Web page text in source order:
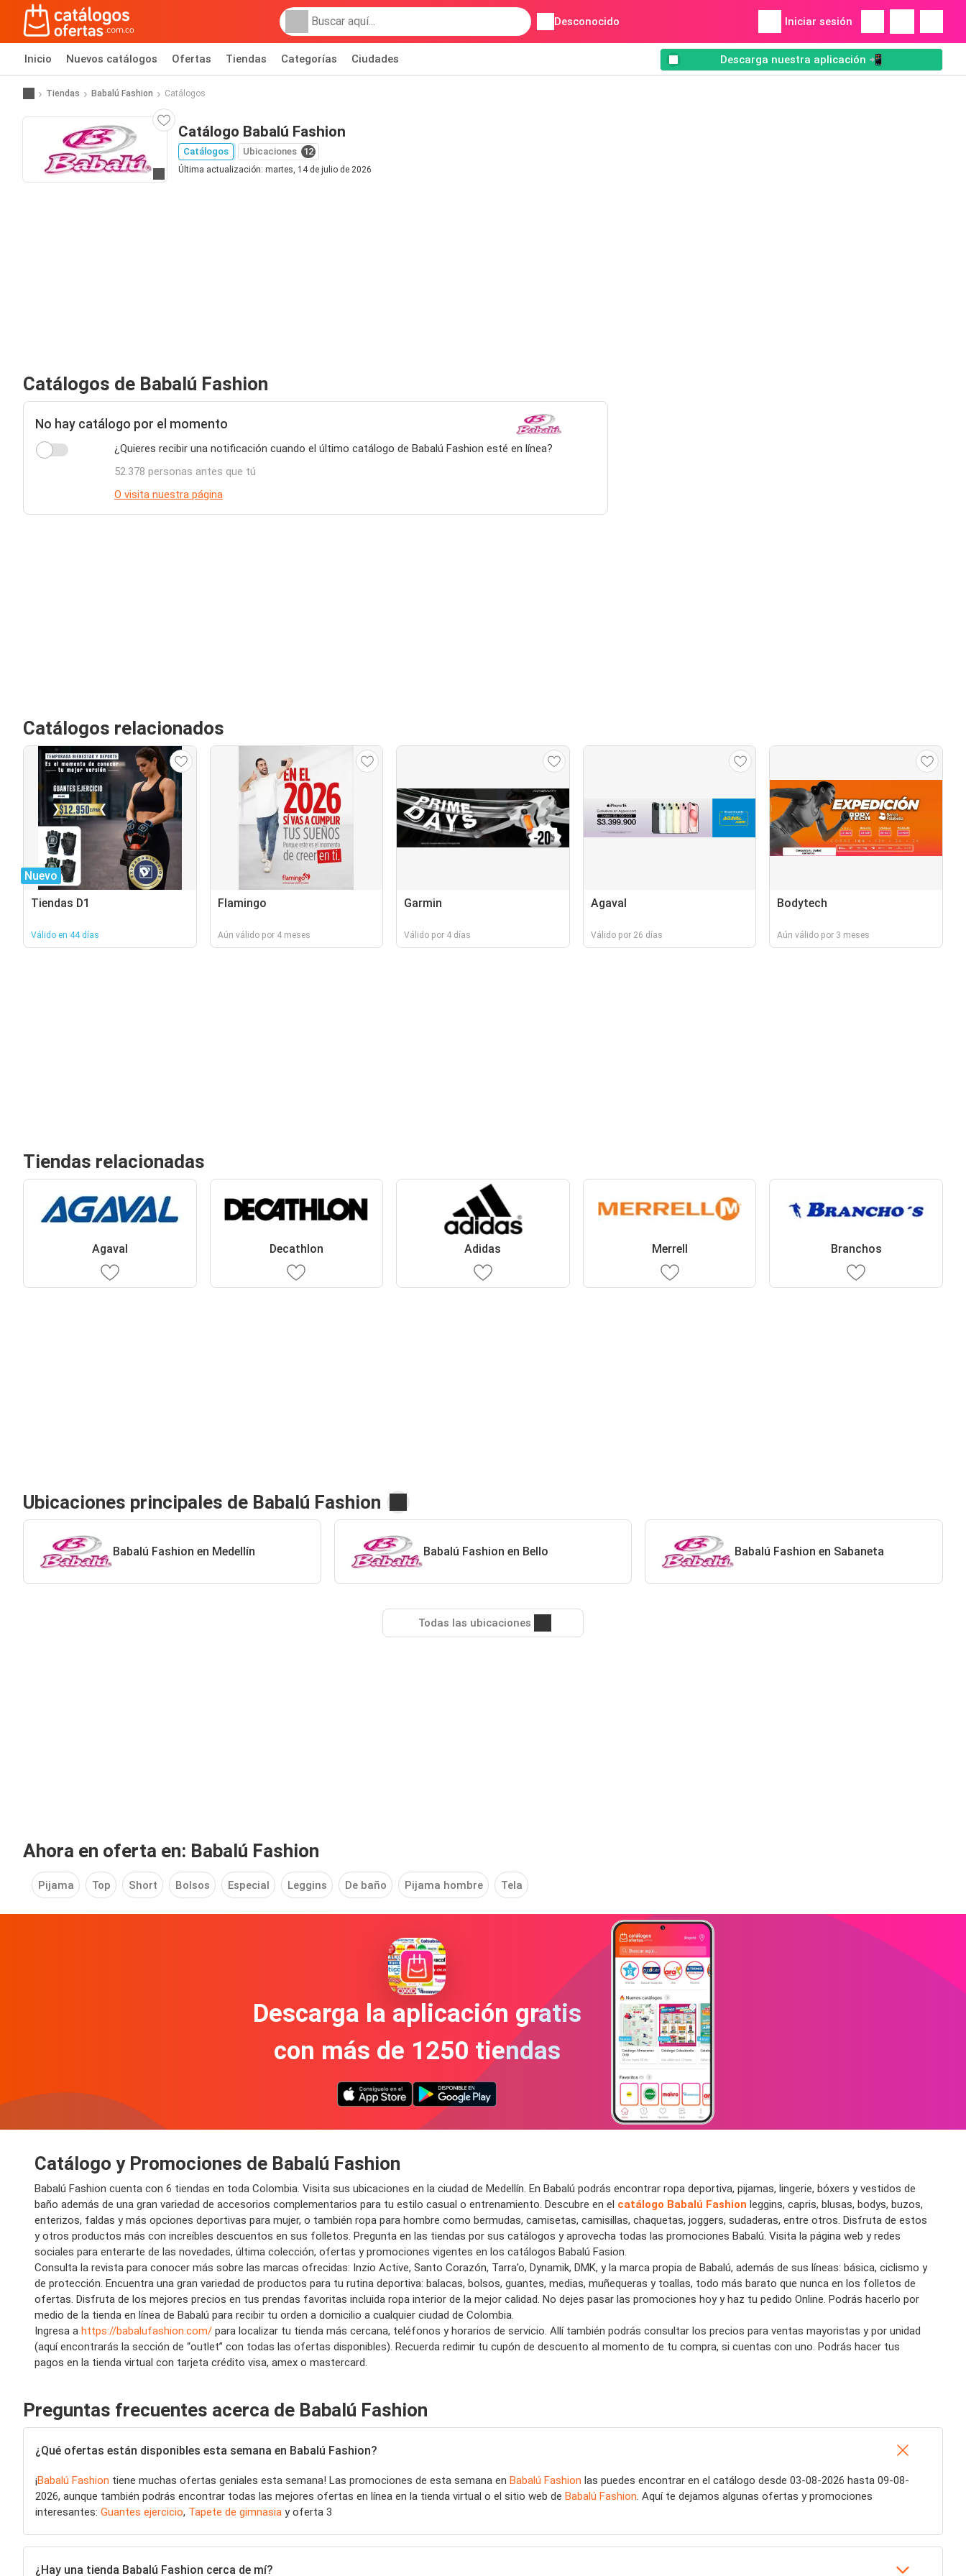
Desconocido Iniciar sesión
Inicio Nuevos catálogos Ofertas Tiendas Categorías Ciudades Descarga nuestra aplicación 📲
Tiendas Babalú Fashion Catálogos
Ir al sitio
Catálogo Babalú Fashion
Catálogos Ubicaciones 12
Última actualización: martes, 14 de julio de 2026
Catálogos de Babalú Fashion
No hay catálogo por el momento
¿Quieres recibir una notificación cuando el último catálogo de Babalú Fashion esté en línea?
52.378 personas antes que tú
O visita nuestra página
Catálogos relacionados
Nuevo
Tiendas D1
Válido en 44 días
Flamingo
Aún válido por 4 meses
Garmin
Válido por 4 días
Agaval
Válido por 26 días
Bodytech
Aún válido por 3 meses
Tiendas relacionadas
Agaval Decathlon Adidas Merrell Branchos
Ubicaciones principales de Babalú Fashion
Babalú Fashion en Medellín Babalú Fashion en Bello Babalú Fashion en Sabaneta
Todas las ubicaciones
Ahora en oferta en: Babalú Fashion
Pijama Top Short Bolsos Especial Leggins De baño Pijama hombre Tela
Descarga la aplicación gratis
con más de 1250 tiendas
Catálogo y Promociones de Babalú Fashion
Babalú Fashion cuenta con 6 tiendas en toda Colombia. Visita sus ubicaciones en la ciudad de Medellín. En Babalú podrás encontrar ropa deportiva, pijamas, lingerie, bóxers y vestidos de
baño además de una gran variedad de accesorios complementarios para tu estilo casual o entrenamiento. Descubre en el catálogo Babalú Fashion leggins, capris, blusas, bodys, buzos,
enterizos, faldas y más opciones deportivas para mujer, o también ropa para hombre como bermudas, camisetas, camisillas, chaquetas, joggers, sudaderas, entre otros. Disfruta de estos
y otros productos más con increíbles descuentos en sus folletos. Pregunta en las tiendas por sus catálogos y aprovecha todas las promociones Babalú. Visita la página web y redes
sociales para enterarte de las novedades, última colección, ofertas y promociones vigentes en los catálogos Babalú Fasion.
Consulta la revista para conocer más sobre las marcas ofrecidas: Inzio Active, Santo Corazón, Tarra’o, Dynamik, DMK, y la marca propia de Babalú, además de sus líneas: básica, ciclismo y
de protección. Encuentra una gran variedad de productos para tu rutina deportiva: balacas, bolsos, guantes, medias, muñequeras y toallas, todo más barato que nunca en los folletos de
ofertas. Disfruta de los mejores precios en tus prendas favoritas incluida ropa interior de la mejor calidad. No dejes pasar las promociones hoy y haz tu pedido Online. Podrás hacerlo por
medio de la tienda en línea de Babalú para recibir tu orden a domicilio a cualquier ciudad de Colombia.
Ingresa a https://babalufashion.com/ para localizar tu tienda más cercana, teléfonos y horarios de servicio. Allí también podrás consultar los precios para ventas mayoristas y por unidad
(aquí encontrarás la sección de “outlet” con todas las ofertas disponibles). Recuerda redimir tu cupón de descuento al momento de tu compra, si cuentas con uno. Podrás hacer tus
pagos en la tienda virtual con tarjeta crédito visa, amex o mastercard.
Preguntas frecuentes acerca de Babalú Fashion
¿Qué ofertas están disponibles esta semana en Babalú Fashion?
¡Babalú Fashion tiene muchas ofertas geniales esta semana! Las promociones de esta semana en Babalú Fashion las puedes encontrar en el catálogo desde 03-08-2026 hasta 09-08-
2026, aunque también podrás encontrar todas las mejores ofertas en línea en la tienda virtual o el sitio web de Babalú Fashion. Aquí te dejamos algunas ofertas y promociones
interesantes: Guantes ejercicio, Tapete de gimnasia y oferta 3
¿Hay una tienda Babalú Fashion cerca de mí?